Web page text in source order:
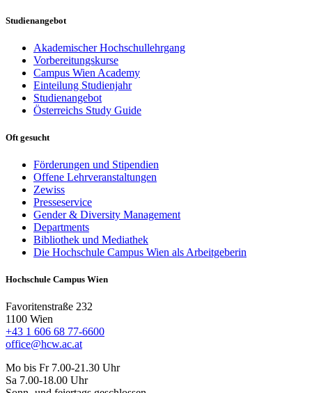
Studienangebot
Akademischer Hochschullehrgang
Vorbereitungskurse
Campus Wien Academy
Einteilung Studienjahr
Studienangebot
Österreichs Study Guide
Oft gesucht
Förderungen und Stipendien
Offene Lehrveranstaltungen
Zewiss
Presseservice
Gender & Diversity Management
Departments
Bibliothek und Mediathek
Die Hochschule Campus Wien als Arbeitgeberin
Hochschule Campus Wien
Favoritenstraße 232
1100 Wien
+43 1 606 68 77-6600
office@hcw.ac.at
Mo bis Fr 7.00-21.30 Uhr
Sa 7.00-18.00 Uhr